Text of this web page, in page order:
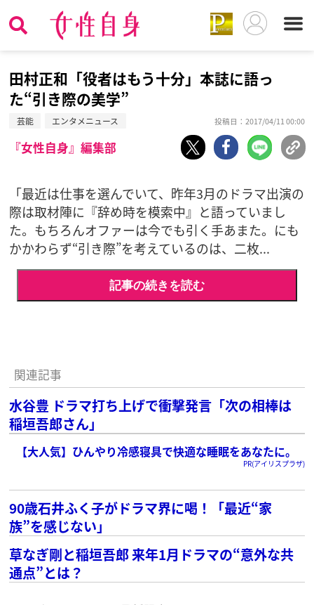
田村正和「役者はもう十分」本誌に語っ
た“引き際の美学”
芸能 エンタメニュース 投稿日：2017/04/11 00:00
『女性自身』編集部
「最近は仕事を選んでいて、昨年3月のドラマ出演の
際は取材陣に『辞め時を模索中』と語っていまし
た。もちろんオファーは今でも引く手あまた。にも
かかわらず“引き際”を考えているのは、二枚...
記事の続きを読む
関連記事
水谷豊 ドラマ打ち上げで衝撃発言「次の相棒は
稲垣吾郎さん」
【大人気】ひんやり冷感寝具で快適な睡眠をあなたに。
PR(アイリスプラザ)
90歳石井ふく子がドラマ界に喝！「最近“家
族”を感じない」
草なぎ剛と稲垣吾郎 来年1月ドラマの“意外な共
通点”とは？